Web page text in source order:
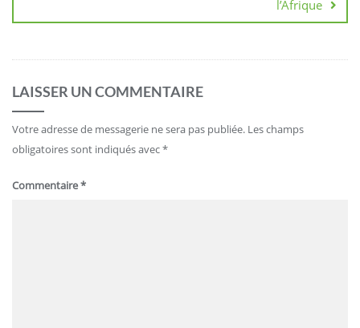
l’Afrique
LAISSER UN COMMENTAIRE
Votre adresse de messagerie ne sera pas publiée. Les champs
obligatoires sont indiqués avec*
Commentaire*